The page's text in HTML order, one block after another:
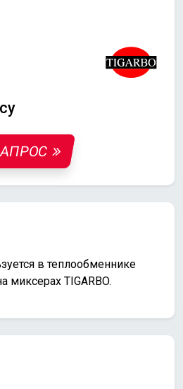
в теплообменнике
миксерах TIGARBO.